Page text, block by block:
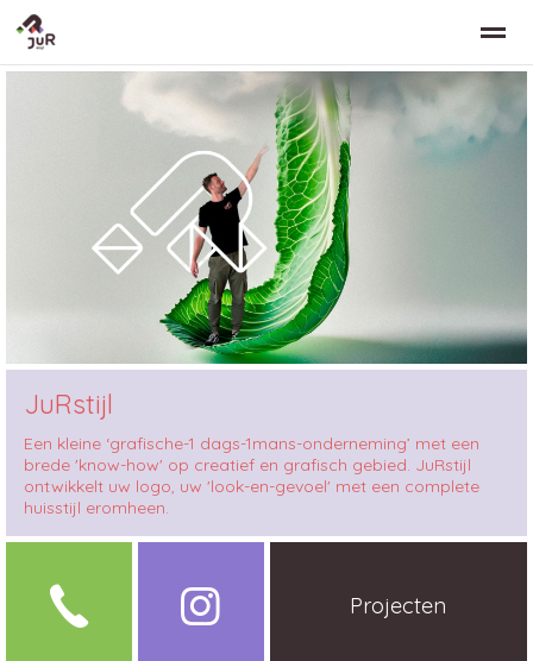
Zoeken Nieuws
JuRstijl
Een kleine ‘grafische-1 dags-1mans-onderneming’ met een
brede 'know-how' op creatief en grafisch gebied. JuRstijl
ontwikkelt uw logo, uw 'look-en-gevoel' met een complete
huisstijl eromheen.
Projecten